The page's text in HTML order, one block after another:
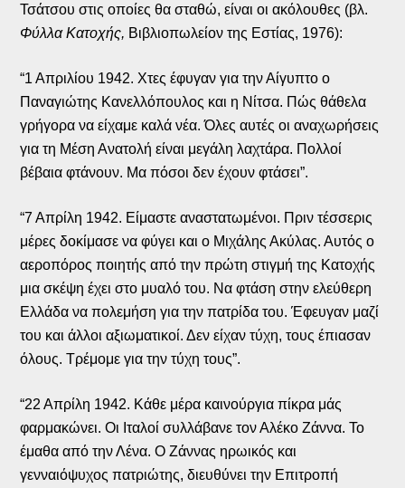
Τσάτσου στις οποίες θα σταθώ, είναι οι ακόλουθες (βλ.
Φύλλα Κατοχής, Βιβλιοπωλείον της Εστίας, 1976):
“1 Απριλίου 1942. Χτες έφυγαν για την Αίγυπτο ο
Παναγιώτης Κανελλόπουλος και η Νίτσα. Πώς θάθελα
γρήγορα να είχαμε καλά νέα. Όλες αυτές οι αναχωρήσεις
για τη Μέση Ανατολή είναι μεγάλη λαχτάρα. Πολλοί
βέβαια φτάνουν. Μα πόσοι δεν έχουν φτάσει”.
“7 Απρίλη 1942. Είμαστε αναστατωμένοι. Πριν τέσσερις
μέρες δοκίμασε να φύγει και ο Μιχάλης Ακύλας. Αυτός ο
αεροπόρος ποιητής από την πρώτη στιγμή της Κατοχής
μια σκέψη έχει στο μυαλό του. Να φτάση στην ελεύθερη
Ελλάδα να πολεμήση για την πατρίδα του. Έφευγαν μαζί
του και άλλοι αξιωματικοί. Δεν είχαν τύχη, τους έπιασαν
όλους. Τρέμομε για την τύχη τους”.
“22 Απρίλη 1942. Κάθε μέρα καινούργια πίκρα μάς
φαρμακώνει. Οι Ιταλοί συλλάβανε τον Αλέκο Ζάννα. Το
έμαθα από την Λένα. Ο Ζάννας ηρωικός και
γενναιόψυχος πατριώτης, διευθύνει την Επιτροπή